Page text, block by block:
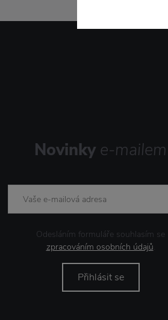
Novinky e-mailem
Odesláním formuláře souhlasím se
zpracováním osobních údajů.
Přihlásit se